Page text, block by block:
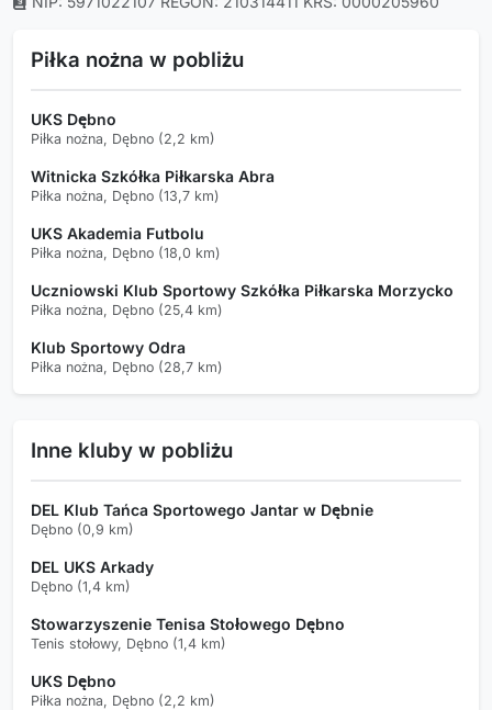
Piłka nożna w pobliżu
UKS Dębno
Piłka nożna, Dębno (2,2 km)
Witnicka Szkółka Piłkarska Abra
Piłka nożna, Dębno (13,7 km)
UKS Akademia Futbolu
Piłka nożna, Dębno (18,0 km)
Uczniowski Klub Sportowy Szkółka Piłkarska Morzycko
Piłka nożna, Dębno (25,4 km)
Klub Sportowy Odra
Piłka nożna, Dębno (28,7 km)
Inne kluby w pobliżu
DEL Klub Tańca Sportowego Jantar w Dębnie
Dębno (0,9 km)
DEL UKS Arkady
Dębno (1,4 km)
Stowarzyszenie Tenisa Stołowego Dębno
Tenis stołowy, Dębno (1,4 km)
UKS Dębno
Piłka nożna, Dębno (2,2 km)